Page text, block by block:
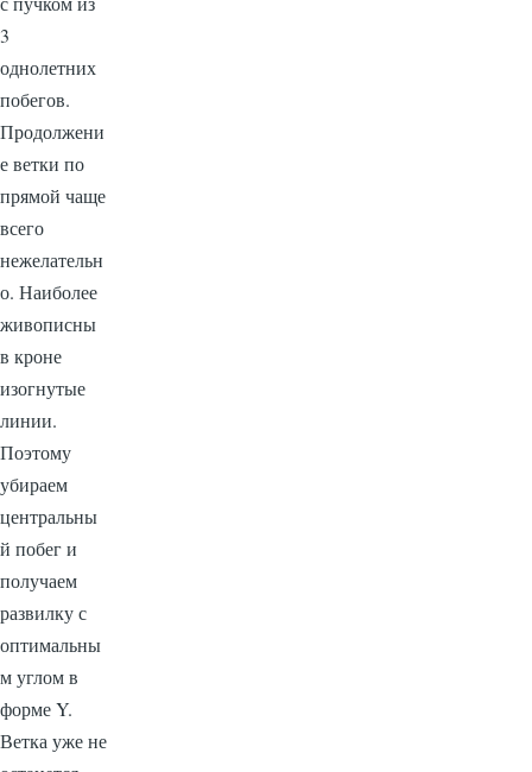
3
однолетних
побегов.
Продолжени
е ветки по
прямой чаще
всего
нежелательн
о. Наиболее
живописны
в кроне
изогнутые
линии.
Поэтому
убираем
центральны
й побег и
получаем
развилку с
оптимальны
м углом в
форме Y.
Ветка уже не